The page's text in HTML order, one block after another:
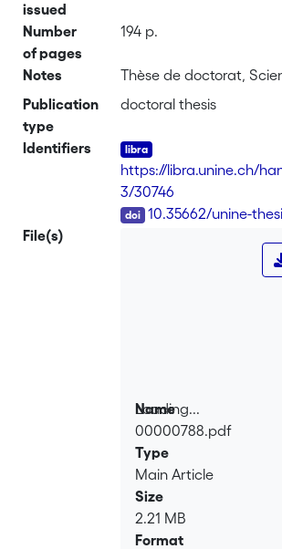
issued
Number
of pages
194 p.
Notes
Thèse de doctorat,
Publication
type
doctoral thesis
Identifiers
https://libra.unine.ch/
3/30746
10.35662/unine-
File(s)
Loading...
Loading...
Name
00000788.pdf
Type
Main Article
Size
2.21 MB
Format